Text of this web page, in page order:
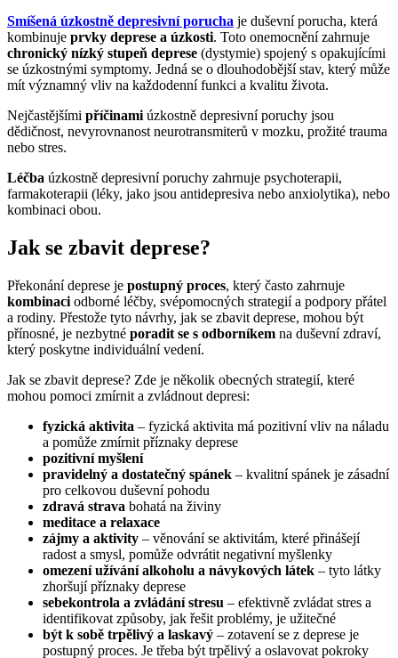
Smíšená úzkostně depresivní porucha je duševní porucha, která
kombinuje prvky deprese a úzkosti. Toto onemocnění zahrnuje
chronický nízký stupeň deprese (dystymie) spojený s opakujícími
se úzkostnými symptomy. Jedná se o dlouhodobější stav, který může
mít významný vliv na každodenní funkci a kvalitu života.
Nejčastějšími příčinami úzkostně depresivní poruchy jsou
dědičnost, nevyrovnanost neurotransmiterů v mozku, prožité trauma
nebo stres.
Léčba úzkostně depresivní poruchy zahrnuje psychoterapii,
farmakoterapii (léky, jako jsou antidepresiva nebo anxiolytika), nebo
kombinaci obou.
Jak se zbavit deprese?
Překonání deprese je postupný proces, který často zahrnuje
kombinaci odborné léčby, svépomocných strategií a podpory přátel
a rodiny. Přestože tyto návrhy, jak se zbavit deprese, mohou být
přínosné, je nezbytné poradit se s odborníkem na duševní zdraví,
který poskytne individuální vedení.
Jak se zbavit deprese? Zde je několik obecných strategií, které
mohou pomoci zmírnit a zvládnout depresi:
fyzická aktivita – fyzická aktivita má pozitivní vliv na náladu
a pomůže zmírnit příznaky deprese
pozitivní myšlení
pravidelný a dostatečný spánek – kvalitní spánek je zásadní
pro celkovou duševní pohodu
zdravá strava bohatá na živiny
meditace a relaxace
zájmy a aktivity – věnování se aktivitám, které přinášejí
radost a smysl, pomůže odvrátit negativní myšlenky
omezení užívání alkoholu a návykových látek – tyto látky
zhoršují příznaky deprese
sebekontrola a zvládání stresu – efektivně zvládat stres a
identifikovat způsoby, jak řešit problémy, je užitečné
být k sobě trpělivý a laskavý – zotavení se z deprese je
postupný proces. Je třeba být trpělivý a oslavovat pokroky